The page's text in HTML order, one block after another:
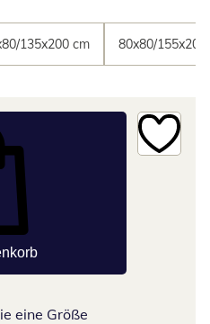
135x200 cm 80x80/155x200
eine Größe